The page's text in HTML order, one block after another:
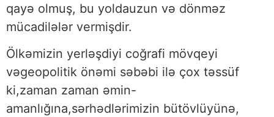
qayə olmuş, bu yoldauzun və dönməz
mücadilələr vermişdir.
Ölkəmizin yerləşdiyi coğrafi mövqeyi
vəgeopolitik önəmi səbəbi ilə çox təssüf
ki,zaman zaman əmin-
amanlığına,sərhədlərimizin bütövlüyünə,